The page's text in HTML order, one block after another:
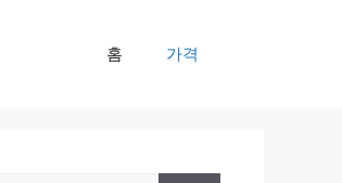
홈 가격